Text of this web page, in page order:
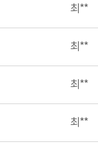
최**
최**
최**
최**